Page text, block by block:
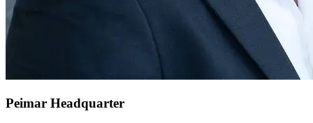
Peimar Headquarter